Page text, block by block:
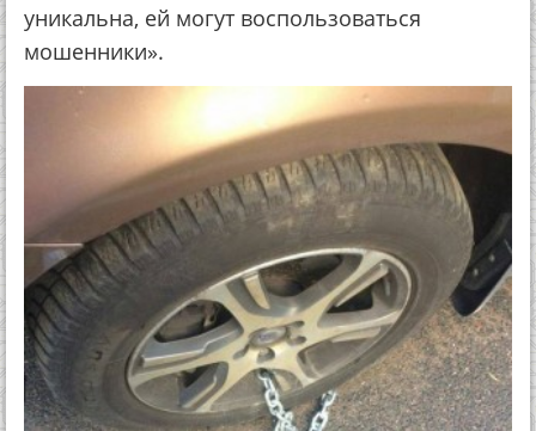
уникальна, ей могут воспользоваться
мошенники».